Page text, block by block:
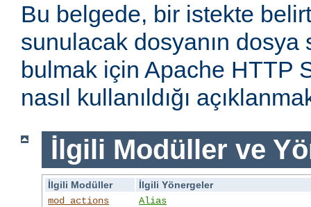
Bu belgede, bir istekte
sunulacak dosyanın
bulmak için Apache HTTP
nasıl kullanıldığı
İlgili Modüller ve
İlgili Modüller
İlgili Yönergeler
mod_actions
Alias